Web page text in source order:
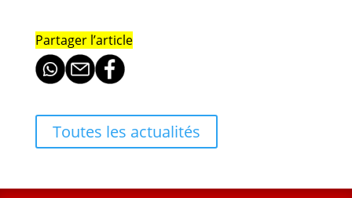
Partager l’article
Toutes les actualités